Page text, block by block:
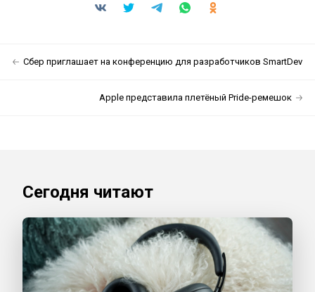
Сбер приглашает на конференцию для разработчиков SmartDev
Apple представила плетёный Pride-ремешок
Сегодня читают